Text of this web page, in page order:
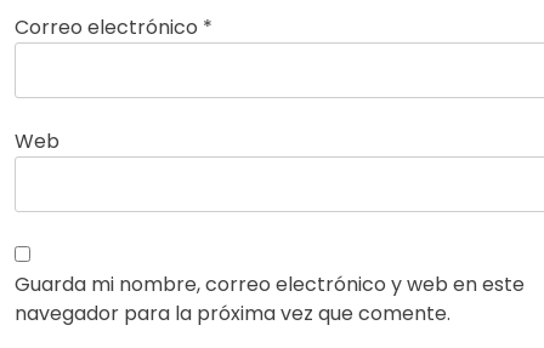
Correo electrónico *
Web
Guarda mi nombre, correo electrónico y web en este
navegador para la próxima vez que comente.